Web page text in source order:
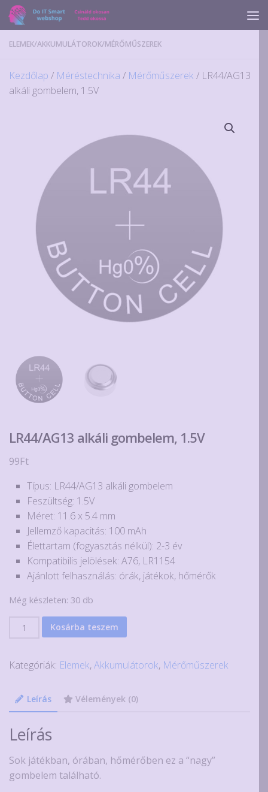
Skip to content
ELEMEK/AKKUMULÁTOROK/MÉRŐMŰSZEREK
Kezdőlap / Méréstechnika / Mérőműszerek / LR44/AG13
alkáli gombelem, 1.5V
LR44/AG13 alkáli gombelem, 1.5V
99Ft
Típus: LR44/AG13 alkáli gombelem
Feszültség: 1.5V
Méret: 11.6 x 5.4 mm
Jellemző kapacitás: 100 mAh
Élettartam (fogyasztás nélkül): 2-3 év
Kompatibilis jelölések: A76, LR1154
Ajánlott felhasználás: órák, játékok, hőmérők
Még készleten: 30 db
LR44/AG13
1.5V
Kosárba teszem
Kategóriák: Elemek,Akkumulátorok, Mérőműszerek
Leírás Vélemények (0)
Leírás
Sok játékban, órában, hőmérőben ez a “nagy”
gombelem található.